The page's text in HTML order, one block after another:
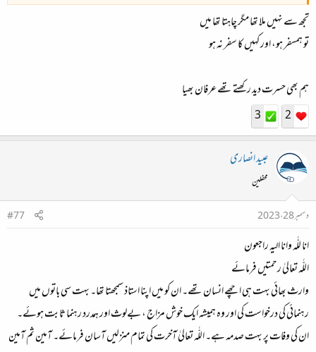
تجھ سے نہیں ملا تھا مگر چاہتا تھا میں
تو ہمسفر ہو، اور کہیں کا سفر نہ ہو
ہم بھی حسرت دید رکھتے تھے عرفان بھیا
2
3
عبید انصاری
محفلین
دسمبر 28، 2023
#77
انا للّٰہ وانا الیہ راجعون
اللّٰہ تعالیٰ رحمتیں فرمائے
وارث بھائی بہت ہی اچھے انسان تھے۔ ان کو میں اپنا استاذ سمجھتا تھا۔ بہت سی باتوں میں
رہنمائی کی درخواست کی اور وہ ہمیشہ ایک خوش مزاج ، بےلوث اور ہمدرد رہنما ثابت ہوئے۔
ان کی وفات پر بہت صدمہ ہے۔ اللّٰہ تعالیٰ آخرت کی تمام منزلیں آسان فرمائے۔ آمین ثم آمین